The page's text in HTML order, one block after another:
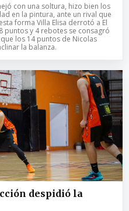
con una soltura, hizo bien los
en la pintura, ante un rival que
forma Villa Elisa derrotó a El
puntos y 4 rebotes se consagró
los 14 puntos de Nicolas
la balanza.
despidió la